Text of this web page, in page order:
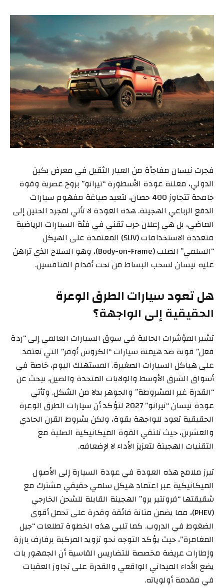
فجرت نيسان مفاجأة من العيار الثقيل في معرض بكين
الدولي، معلنة عودة الأسطورة “تيرانو” بروح عصرية وقوة
جامحة تتجاوز 400 حصان، لتعيد صياغة مفهوم سيارات
الدفع الرباعي الهجينة. هذه العودة لا تأتي لمجرد الحنين إلى
الماضي، بل هي إعلان حرب تقني في فئة السيارات الرياضية
متعددة الاستخدامات (SUV) المعتمدة على الهيكل
“السلمي” الصلب (Body-on-Frame)، وهو السلاح الذي تراهن
عليه نيسان لسحب البساط من تحت أقدام المنافسين.
هل تعود سيارات الطرق الوعرة
الحقيقية إلى الواجهة؟
تشير المؤشرات الحالية في سوق السيارات العالمي إلى “ردة
فعل” قوية ضد هيمنة سيارات “الكروس أوفر” التي تعتمد
على هياكل السيارات الصغيرة. المستهلك اليوم، خاصة في
أسواق الشرق الأوسط والولايات المتحدة والصين، يبحث عن
“القدرة غير المشروطة” والجوهر بدلا من الشكل. وتأتي
عودة نيسان “تيرانو” 2027 لتؤكد أن سيارات الطرق الوعرة
الحقيقية تعود للواجهة بقوة، ولكن بشروط القرن الحادي
والعشرين، حيث تلتقي القوة الميكانيكية الصلبة مع
التقنيات الهجينة لتعزيز الأداء لا لإضعافه.
تبرز ملامح هذه العودة في عودة السيارة إلى الأصول
الميكانيكية عبر اعتماد هيكل سلمي حقيقي مشترك مع
شقيقتها “فرونتير برو” الهجينة القابلة للشحن الخارجي
(PHEV)، مما يضمن متانة فائقة وقدرة على تحمل أقوى
الضغوط في الدروب. كما تلبي هذه الخطوة تطلعات “جيل
المغامرة”، حيث يؤكد التوجه نحو تزويد المركبة برفارف بارزة
وإطارات عريضة مخصصة للتضاريس القاسية أن الجمهور بات
يضع الأداء الميداني الواقعي والقدرة على تجاوز العقبات
في مقدمة أولوياته.